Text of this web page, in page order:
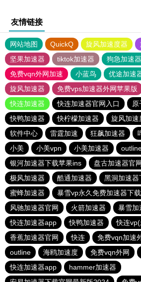
友情链接
网站地图 QuickQ 旋风加速度器
坚果加速器
tiktok加速器
狗急加速
免费vqn外网加速
小蓝鸟 优途加速
旋风加速器
免费vps加速器外网苹果版
快连加速器
快连加速器官网入口
原
快鸭加速器
快柠檬加速器 旋风加速
软件中心
雷霆加速 狂飙加速器
小美
小美vpn 小美加速器
银河加速器下载苹果ins
盘古加速器官
极风加速器
酷通加速器
黑洞加速器
蜜蜂加速器
暴雪vp永久免费加速器下
风驰加速器官网
火箭加速器
暴雪加
快连加速器app
快鸭加速器
快连
香蕉加速器官网
快连 免费vqn加速
outline
海鸥加速度 免费vqn外网
快连加速器app
hammer加速器